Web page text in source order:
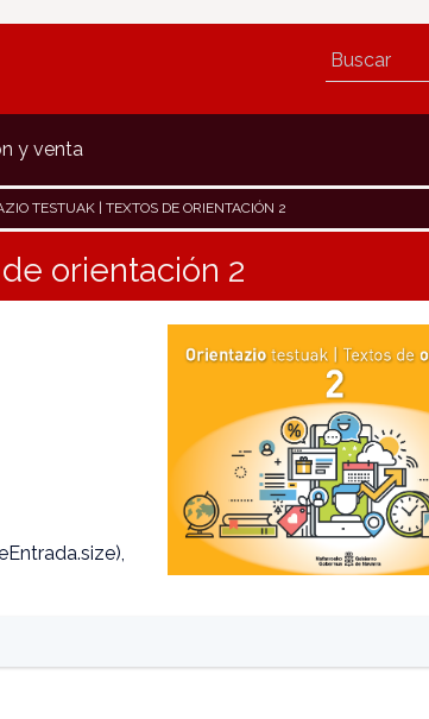
y venta
TESTUAK | TEXTOS DE ORIENTACIÓN 2
orientación 2